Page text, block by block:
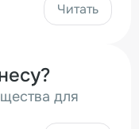
Читать
для